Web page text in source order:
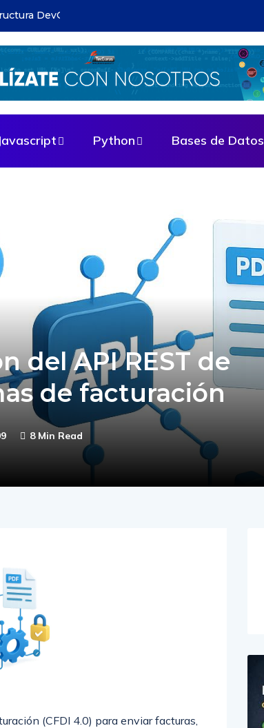
evita errores comunes
Javascript Python Bases de Datos
del API REST de
de facturación
8 Min Read
(CFDI 4.0) para enviar facturas,